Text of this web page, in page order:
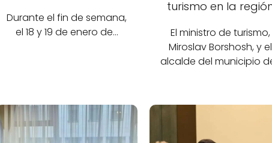
Durante el fin de semana,
el 18 y 19 de enero de…
turismo en la
El ministro de turismo,
Miroslav Borshosh, y el
alcalde del municipio